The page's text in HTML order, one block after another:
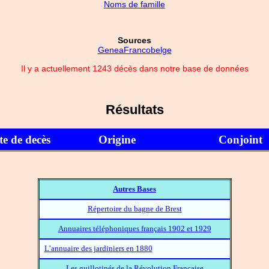
Noms de famille
Sources
GeneaFrancobelge
Il y a actuellement 1243 décès dans notre base de données
Résultats
de decès Origine Conjoint
Autres Bases
Répertoire du bagne de Brest
Annuaires téléphoniques français 1902 et 1929
L’annuaire des jardiniers en 1880